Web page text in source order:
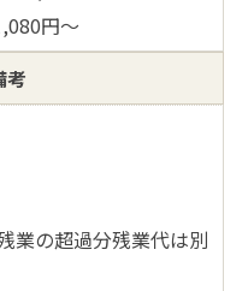
円～
考
業の超過分残業代は別